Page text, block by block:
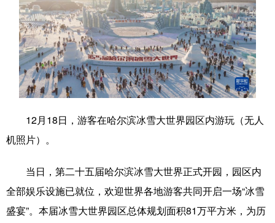
访谈 视频 图片 政务
法律 中央文件 金融 汽车
食品 人居 信息化 数字经济
学术中国 乡村振兴 银龄 溯源中国
彩票
文化产业
12月18日，游客在哈尔滨冰雪大世界园区内游玩（无人
机照片）。
当日，第二十五届哈尔滨冰雪大世界正式开园，园区内
全部娱乐设施已就位，欢迎世界各地游客共同开启一场“冰雪
盛宴”。本届冰雪大世界园区总体规划面积81万平方米，为历